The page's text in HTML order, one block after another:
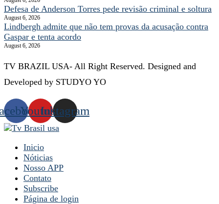
Defesa de Anderson Torres pede revisão criminal e soltura
August 6, 2026
Lindbergh admite que não tem provas da acusação contra
Gaspar e tenta acordo
August 6, 2026
TV BRAZIL USA- All Right Reserved. Designed and
Developed by STUDYO YO
YoutubeInstagram
Inicio
Nóticias
Nosso APP
Contato
Subscribe
Página de login